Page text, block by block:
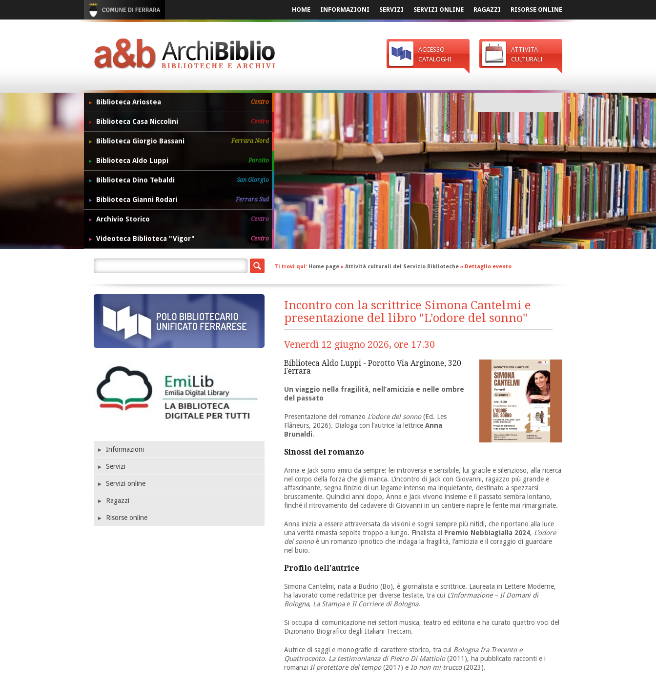
HOME INFORMAZIONI SERVIZI SERVIZI ONLINE RAGAZZI RISORSE ONLINE
ATTIVITA
CULTURALI
ACCESSO
CATALOGHI
Biblioteca Ariostea Centro
Biblioteca Casa Niccolini Centro
Biblioteca Giorgio Bassani Ferrara Nord
Biblioteca Aldo Luppi Porotto
Biblioteca Dino Tebaldi San Giorgio
Biblioteca Gianni Rodari Ferrara Sud
Archivio Storico Centro
Videoteca Biblioteca "Vigor" Centro
Ti trovi qui: Home page » Attività culturali del Servizio Biblioteche » Dettaglio evento
Incontro con la scrittrice Simona Cantelmi e
presentazione del libro "L’odore del sonno"
Venerdì 12 giugno 2026, ore 17.30
Biblioteca Aldo Luppi - Porotto Via Arginone, 320
Ferrara
Un viaggio nella fragilità, nell’amicizia e nelle ombre
del passato
Presentazione del romanzo L’odore del sonno(Ed. Les
Flâneurs, 2026). Dialoga con l’autrice la lettrice Anna
Brunaldi.
Sinossi del romanzo
Anna e Jack sono amici da sempre: lei introversa e sensibile, lui gracile e silenzioso, alla ricerca
nel corpo della forza che gli manca. L’incontro di Jack con Giovanni, ragazzo più grande e
affascinante, segna l’inizio di un legame intenso ma inquietante, destinato a spezzarsi
bruscamente. Quindici anni dopo, Anna e Jack vivono insieme e il passato sembra lontano,
finché il ritrovamento del cadavere di Giovanni in un cantiere riapre le ferite mai rimarginate.
Anna inizia a essere attraversata da visioni e sogni sempre più nitidi, che riportano alla luce
una verità rimasta sepolta troppo a lungo. Finalista al Premio Nebbiagialla 2024, L’odore
del sonnoè un romanzo ipnotico che indaga la fragilità, l’amicizia e il coraggio di guardare
nel buio.
Profilo dell’autrice
Simona Cantelmi, nata a Budrio (Bo), è giornalista e scrittrice. Laureata in Lettere Moderne,
ha lavorato come redattrice per diverse testate, tra cui L’Informazione – Il Domani di
Bologna, La Stampae Il Corriere di Bologna.
Si occupa di comunicazione nei settori musica, teatro ed editoria e ha curato quattro voci del
Dizionario Biografico degli Italiani Treccani.
Autrice di saggi e monografie di carattere storico, tra cui Bologna fra Trecento e
Quattrocento. La testimonianza di Pietro Di Mattiolo(2011), ha pubblicato racconti e i
romanzi Il protettore del tempo(2017) e Io non mi trucco(2023).
Informazioni
Servizi
Servizi online
Ragazzi
Risorse online